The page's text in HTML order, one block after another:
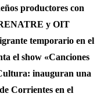
productores con
y OIT
temporario en el
el show «Canciones
inauguran una
Corrientes en el